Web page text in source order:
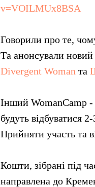
v=VOILMUx8BSA
Говорили про те,
Та анонсували
Divergent Woman та
Інший WomanCamp -
будуть відбуватися
Прийняти участь та
Кошти, зібрані під
направлена до